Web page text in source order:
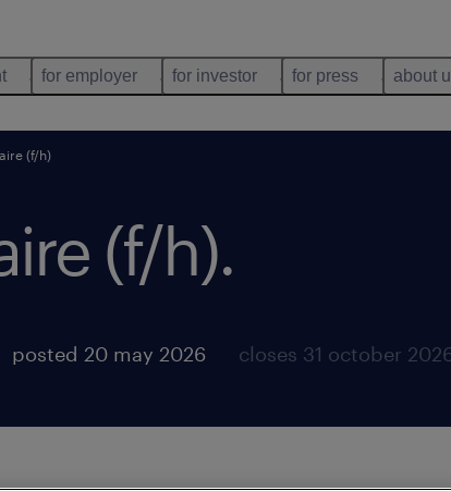
for employer for investor for press about
(f/h)
(f/h).
posted 20 may 2026 closes 31 october